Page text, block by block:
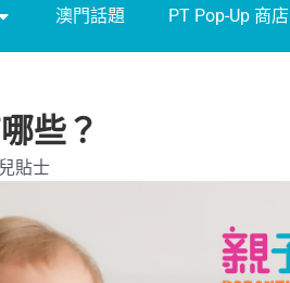
澳門話題 PT Pop-Up 商店
些？
貼士